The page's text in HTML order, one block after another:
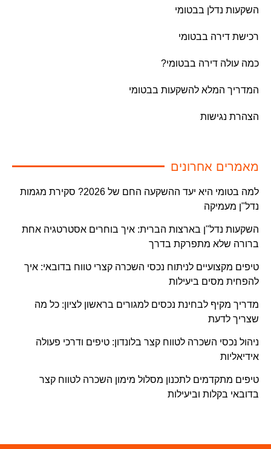
השקעות נדלן בבטומי
רכישת דירה בבטומי
כמה עולה דירה בבטומי?
המדריך המלא להשקעות בבטומי
הצהרת נגישות
מאמרים אחרונים
למה בטומי היא יעד ההשקעה החם של 2026? סקירת מגמות
נדל"ן מעמיקה
השקעות נדל"ן בארצות הברית: איך בוחרים אסטרטגיה אחת
ברורה שלא מתפרקת בדרך
טיפים מקצועיים לניתוח נכסי השכרה קצרי טווח בדובאי: איך
להפחית מסים ביעילות
מדריך מקיף לבחינת נכסים למגורים בראשון לציון: כל מה
שצריך לדעת
ניהול נכסי השכרה לטווח קצר בלונדון: טיפים ודרכי פעולה
אידיאליות
טיפים מתקדמים לתכנון מסלול מימון השכרה לטווח קצר
בדובאי בקלות וביעילות